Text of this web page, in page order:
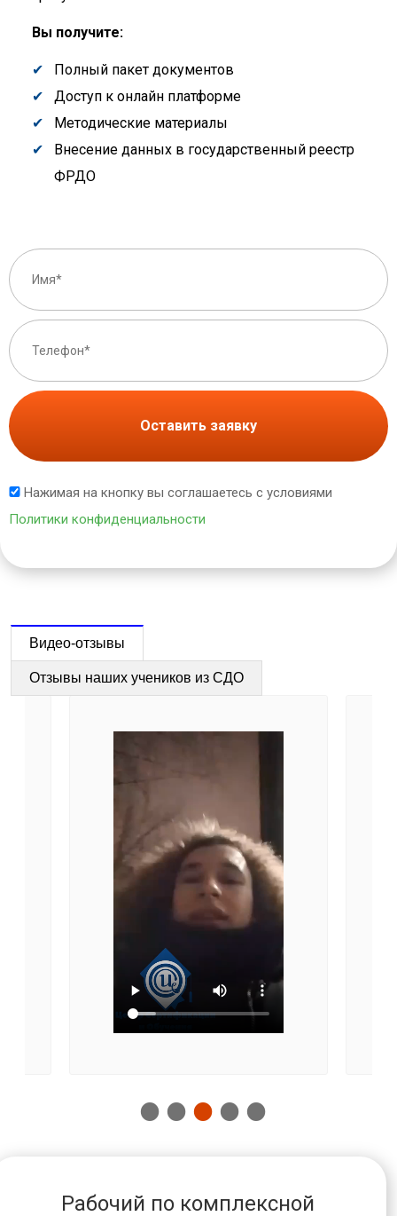
Вы получите:
Полный пакет документов
Доступ к онлайн платформе
Методические материалы
Внесение данных в государственный реестр
ФРДО
Оставить заявку
Нажимая на кнопку вы соглашаетесь с условиями
Политики конфиденциальности
Видео-отзывы
Отзывы наших учеников из СДО
Рабочий по комплексной